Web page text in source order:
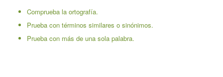
Comprueba la ortografía.
Prueba con términos similares o sinónimos.
Prueba con más de una sola palabra.